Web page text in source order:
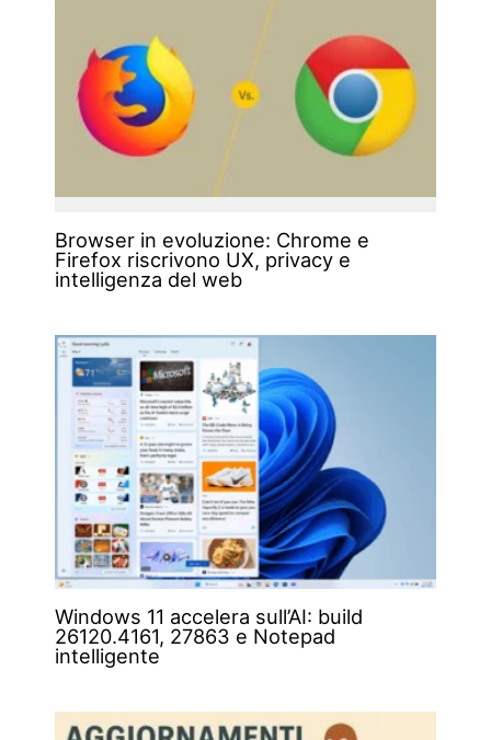
Browser in evoluzione: Chrome e
Firefox riscrivono UX, privacy e
intelligenza del web
Windows 11 accelera sull’AI: build
26120.4161, 27863 e Notepad
intelligente